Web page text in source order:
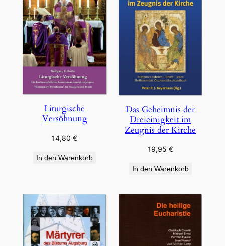
Liturgische
Versöhnung
14,80€
In den Warenkorb
Das Geheimnis der
Dreieinigkeit im
Zeugnis der Kirche
19,95 €
In den Warenkorb